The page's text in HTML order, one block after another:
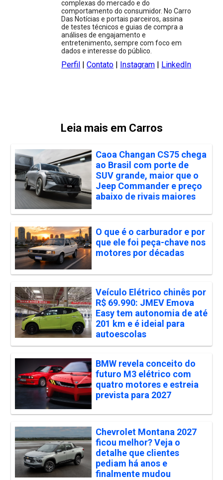
complexas do mercado e do
comportamento do consumidor. No Carro
Das Notícias e portais parceiros, assina
de testes técnicos e guias de compra a
análises de engajamento e
entretenimento, sempre com foco em
dados e interesse do público.
Perfil |Contato | Instagram | LinkedIn
Leia mais em Carros
Caoa Changan CS75 chega
ao Brasil com porte de
SUV grande, maior que o
Jeep Commander e preço
abaixo de rivais maiores
O que é o carburador e por
que ele foi peça-chave nos
motores por décadas
Veículo Elétrico chinês por
R$ 69.990: JMEV Emova
Easy tem autonomia de até
201 km e é ideial para
autoescolas
BMW revela conceito do
futuro M3 elétrico com
quatro motores e estreia
prevista para 2027
Chevrolet Montana 2027
ficou melhor? Veja o
detalhe que clientes
pediam há anos e
finalmente mudou